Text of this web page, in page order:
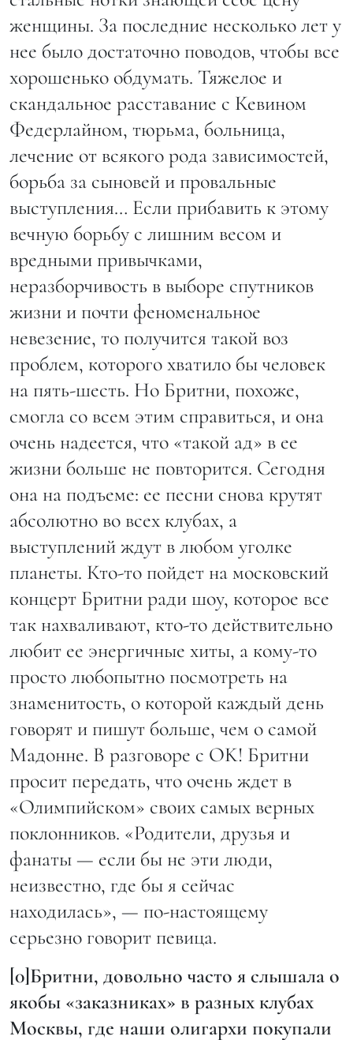
женщины. За последние несколько лет у
нее было достаточно поводов, чтобы все
хорошенько обдумать. Тяжелое и
скандальное расставание с Кевином
Федерлайном, тюрьма, больница,
лечение от всякого рода зависимостей,
борьба за сыновей и провальные
выступления… Если прибавить к этому
вечную борьбу с лишним весом и
вредными привычками,
неразборчивость в выборе спутников
жизни и почти феноменальное
невезение, то получится такой воз
проблем, которого хватило бы человек
на пять-шесть. Но Бритни, похоже,
смогла со всем этим справиться, и она
очень надеется, что «такой ад» в ее
жизни больше не повторится. Сегодня
она на подъеме: ее песни снова крутят
абсолютно во всех клубах, а
выступлений ждут в любом уголке
планеты. Кто-то пойдет на московский
концерт Бритни ради шоу, которое все
так нахваливают, кто-то действительно
любит ее энергичные хиты, а кому-то
просто любопытно посмотреть на
знаменитость, о которой каждый день
говорят и пишут больше, чем о самой
Мадонне. В разговоре с OK! Бритни
просит передать, что очень ждет в
«Олимпийском» своих самых верных
поклонников. «Родители, друзья и
фанаты — если бы не эти люди,
неизвестно, где бы я сейчас
находилась», — по-настоящему
серьезно говорит певица.
[0]Бритни, довольно часто я слышала о
якобы «заказниках» в разных клубах
Москвы, где наши олигархи покупали